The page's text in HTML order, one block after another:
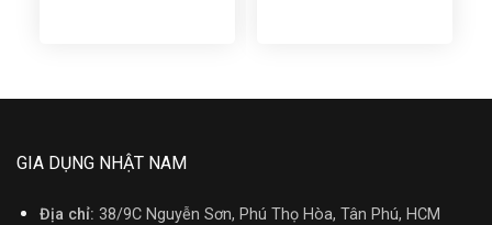
GIA DỤNG NHẬT NAM
Địa chỉ: 38/9C Nguyễn Sơn, Phú Thọ Hòa, Tân Phú, HCM